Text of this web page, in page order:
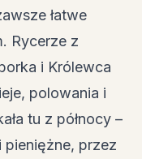
łatwe
Rycerze z
i Królewca
polowania i
tu z północy –
przez